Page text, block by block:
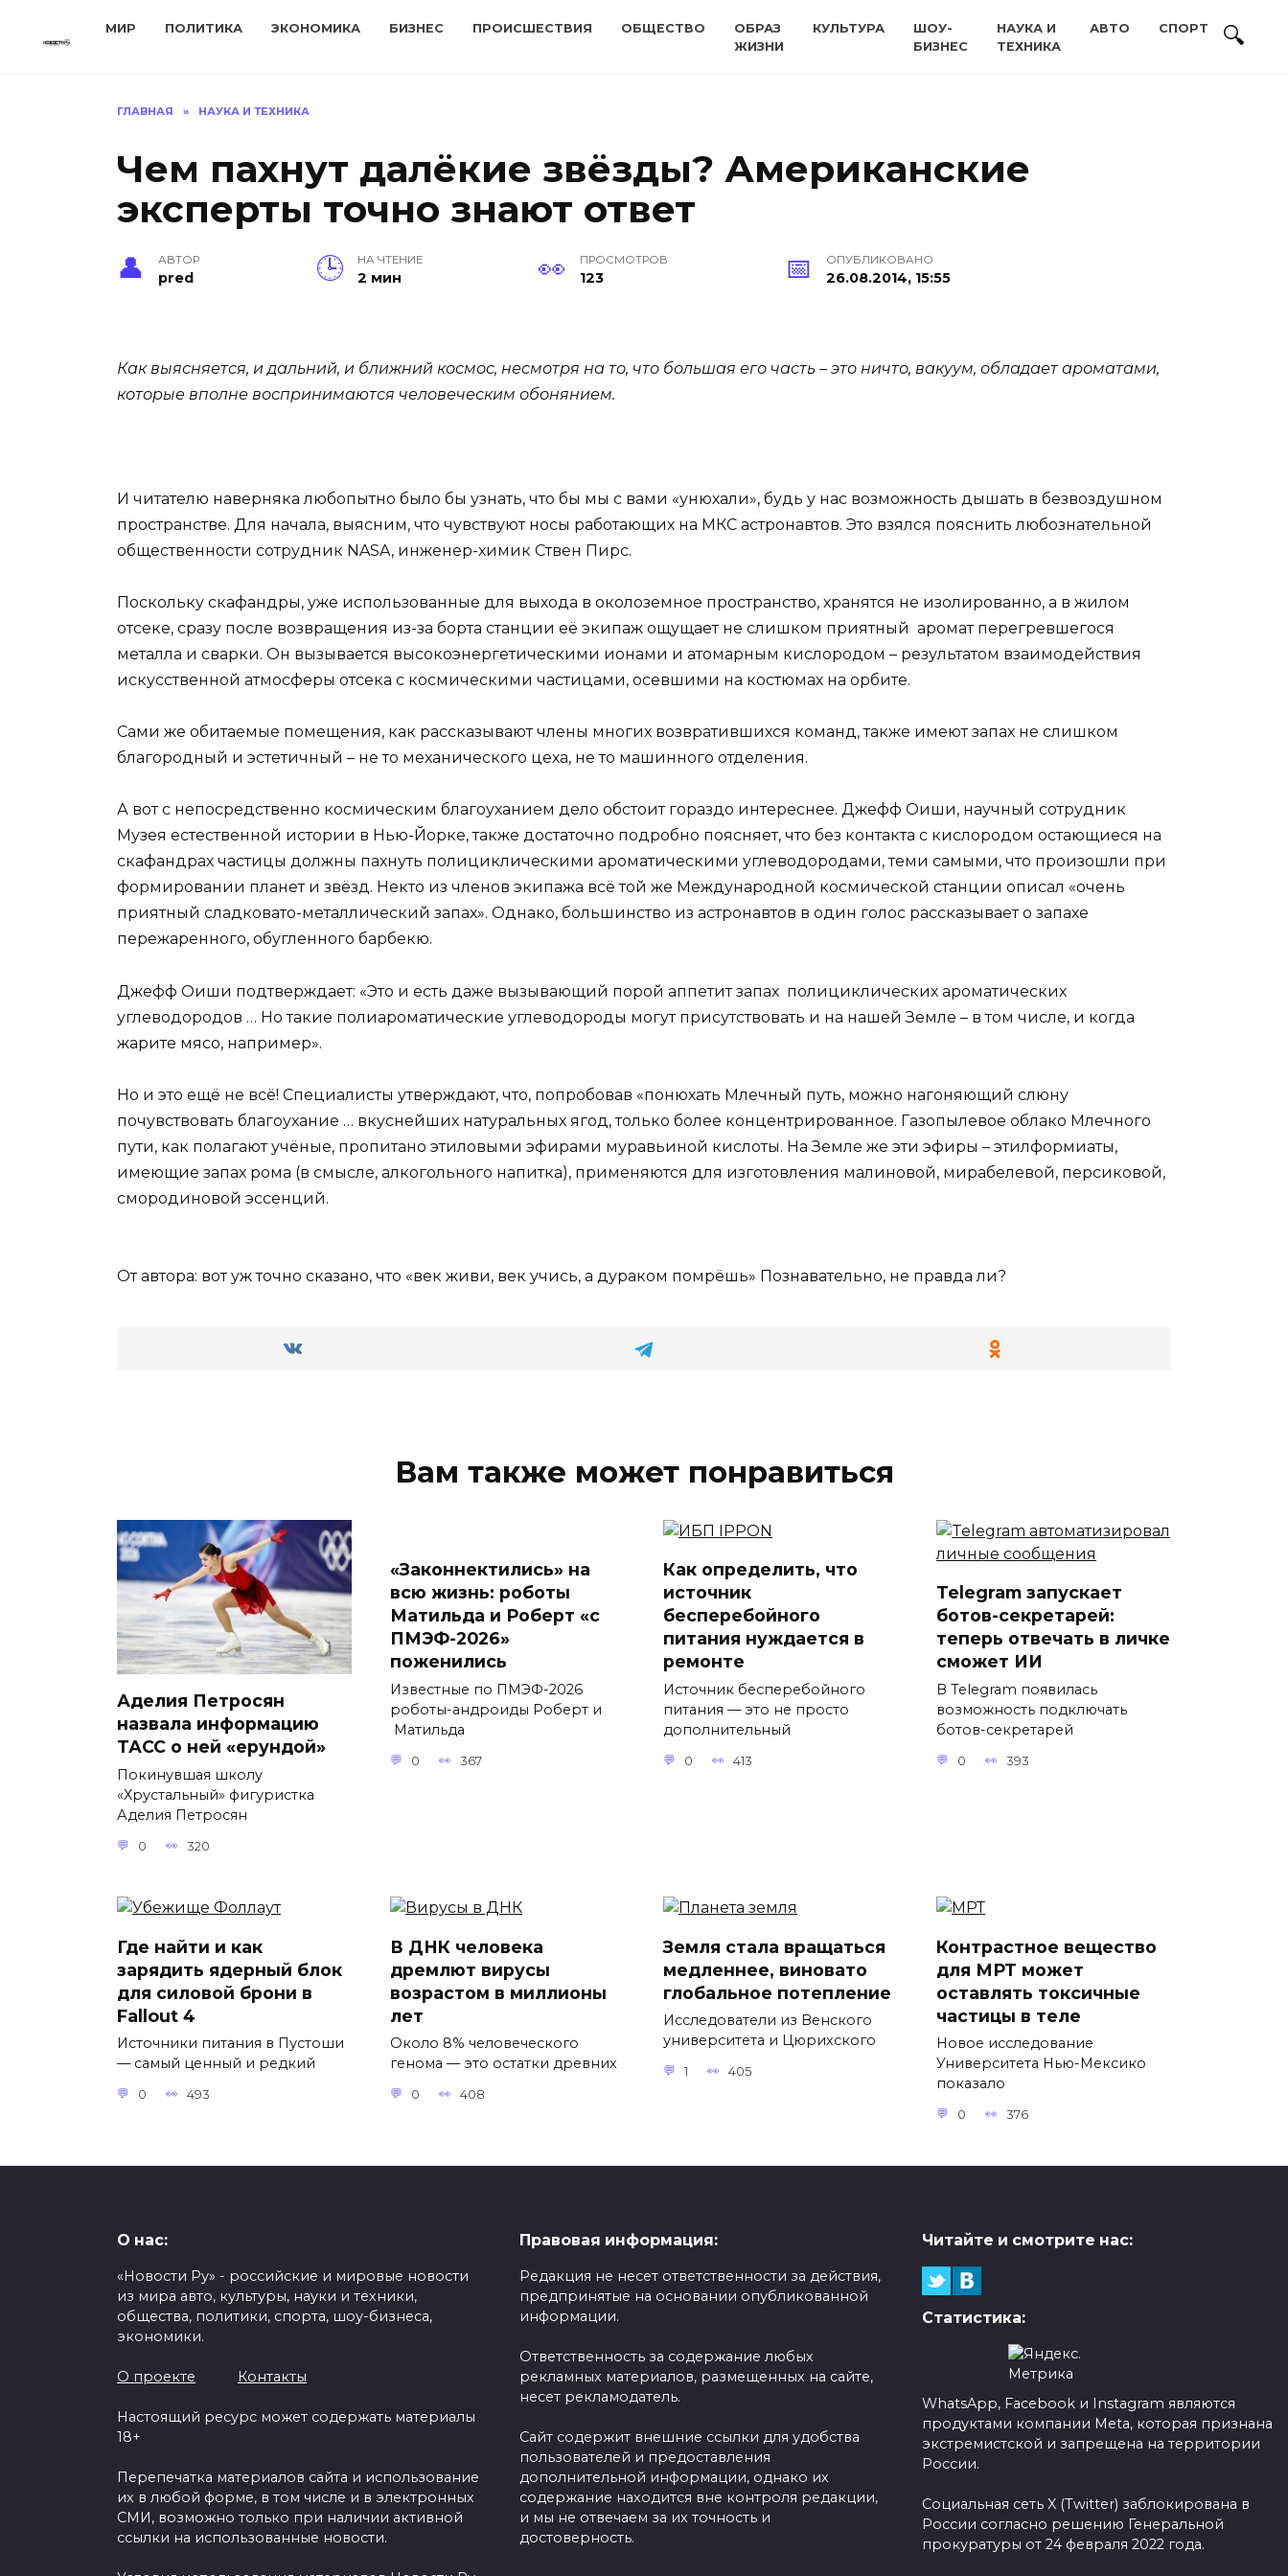
МИР ПОЛИТИКА ЭКОНОМИКА БИЗНЕС ПРОИСШЕСТВИЯ ОБЩЕСТВО
ОБРАЗ
ЖИЗНИ
КУЛЬТУРА
ШОУ-
БИЗНЕС
НАУКА И
ТЕХНИКА
АВТО СПОРТ
ГЛАВНАЯ » НАУКА И ТЕХНИКА
Чем пахнут далёкие звёзды? Американские
эксперты точно знают ответ
АВТОР
pred
НА ЧТЕНИЕ
2 мин
ПРОСМОТРОВ
123
ОПУБЛИКОВАНО
26.08.2014, 15:55
Как выясняется, и дальний, и ближний космос, несмотря на то, что большая его часть – это ничто, вакуум, обладает ароматами,
которые вполне воспринимаются человеческим обонянием.
И читателю наверняка любопытно было бы узнать, что бы мы с вами «унюхали», будь у нас возможность дышать в безвоздушном
пространстве. Для начала, выясним, что чувствуют носы работающих на МКС астронавтов. Это взялся пояснить любознательной
общественности сотрудник NASA, инженер-химик Ствен Пирс.
Поскольку скафандры, уже использованные для выхода в околоземное пространство, хранятся не изолированно, а в жилом
отсеке, сразу после возвращения из-за борта станции её экипаж ощущает не слишком приятный аромат перегревшегося
металла и сварки. Он вызывается высокоэнергетическими ионами и атомарным кислородом – результатом взаимодействия
искусственной атмосферы отсека с космическими частицами, осевшими на костюмах на орбите.
Сами же обитаемые помещения, как рассказывают члены многих возвратившихся команд, также имеют запах не слишком
благородный и эстетичный – не то механического цеха, не то машинного отделения.
А вот с непосредственно космическим благоуханием дело обстоит гораздо интереснее. Джефф Оиши, научный сотрудник
Музея естественной истории в Нью-Йорке, также достаточно подробно поясняет, что без контакта с кислородом остающиеся на
скафандрах частицы должны пахнуть полициклическими ароматическими углеводородами, теми самыми, что произошли при
формировании планет и звёзд. Некто из членов экипажа всё той же Международной космической станции описал «очень
приятный сладковато-металлический запах». Однако, большинство из астронавтов в один голос рассказывает о запахе
пережаренного, обугленного барбекю.
Джефф Оиши подтверждает: «Это и есть даже вызывающий порой аппетит запах полициклических ароматических
углеводородов … Но такие полиароматические углеводороды могут присутствовать и на нашей Земле – в том числе, и когда
жарите мясо, например».
Но и это ещё не всё! Специалисты утверждают, что, попробовав «понюхать Млечный путь, можно нагоняющий слюну
почувствовать благоухание … вкуснейших натуральных ягод, только более концентрированное. Газопылевое облако Млечного
пути, как полагают учёные, пропитано этиловыми эфирами муравьиной кислоты. На Земле же эти эфиры – этилформиаты,
имеющие запах рома (в смысле, алкогольного напитка), применяются для изготовления малиновой, мирабелевой, персиковой,
смородиновой эссенций.
От автора: вот уж точно сказано, что «век живи, век учись, а дураком помрёшь» Познавательно, не правда ли?
Вам также может понравиться
Аделия Петросян
назвала информацию
ТАСС о ней «ерундой»
Покинувшая школу
«Хрустальный» фигуристка
Аделия Петросян
0 320
«Законнектились» на
всю жизнь: роботы
Матильда и Роберт «с
ПМЭФ-2026»
поженились
Известные по ПМЭФ-2026
роботы-андроиды Роберт и
Матильда
0 367
Как определить, что
источник
бесперебойного
питания нуждается в
ремонте
Источник бесперебойного
питания — это не просто
дополнительный
0 413
Telegram запускает
ботов-секретарей:
теперь отвечать в личке
сможет ИИ
В Telegram появилась
возможность подключать
ботов-секретарей
0 393
Где найти и как
зарядить ядерный блок
для силовой брони в
Fallout 4
Источники питания в Пустоши
— самый ценный и редкий
0 493
В ДНК человека
дремлют вирусы
возрастом в миллионы
лет
Около 8% человеческого
генома — это остатки древних
0 408
Земля стала вращаться
медленнее, виновато
глобальное потепление
Исследователи из Венского
университета и Цюрихского
1 405
Контрастное вещество
для МРТ может
оставлять токсичные
частицы в теле
Новое исследование
Университета Нью-Мексико
показало
0 376
О нас:
«Новости Ру» - российские и мировые новости
из мира авто, культуры, науки и техники,
общества, политики, спорта, шоу-бизнеса,
экономики.
О проекте Контакты
Настоящий ресурс может содержать материалы
18+
Перепечатка материалов сайта и использование
их в любой форме, в том числе и в электронных
СМИ, возможно только при наличии активной
ссылки на использованные новости.
Правовая информация:
Редакция не несет ответственности за действия,
предпринятые на основании опубликованной
информации.
Ответственность за содержание любых
рекламных материалов, размещенных на сайте,
несет рекламодатель.
Сайт содержит внешние ссылки для удобства
пользователей и предоставления
дополнительной информации, однако их
содержание находится вне контроля редакции,
и мы не отвечаем за их точность и
достоверность.
Читайте и смотрите нас:
Статистика:
WhatsApp, Facebook и Instagram являются
продуктами компании Meta, которая признана
экстремистской и запрещена на территории
России.
Социальная сеть X (Twitter) заблокирована в
России согласно решению Генеральной
прокуратуры от 24 февраля 2022 года.